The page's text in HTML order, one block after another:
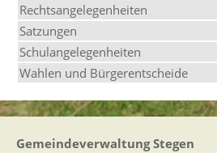
Rechtsangelegenheiten
Satzungen
Schulangelegenheiten
Wahlen und Bürgerentscheide
Gemeindeverwaltung Stegen